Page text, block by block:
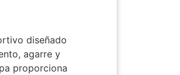
diseñado
agarre y
proporciona